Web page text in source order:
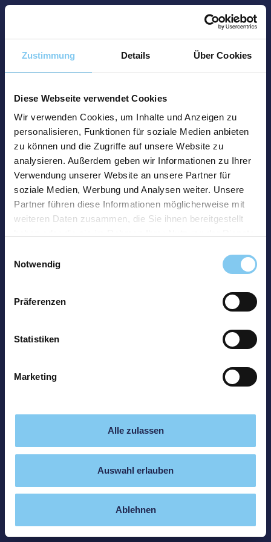
Zustimmung Details Über Cookies
Diese Webseite verwendet Cookies
Wir verwenden Cookies, um Inhalte und Anzeigen zu
personalisieren, Funktionen für soziale Medien anbieten
zu können und die Zugriffe auf unsere Website zu
analysieren. Außerdem geben wir Informationen zu Ihrer
Verwendung unserer Website an unsere Partner für
soziale Medien, Werbung und Analysen weiter. Unsere
Partner führen diese Informationen möglicherweise mit
weiteren Daten zusammen, die Sie ihnen bereitgestellt
Notwendig
Präferenzen
Statistiken
Marketing
Alle zulassen
Auswahl erlauben
Ablehnen